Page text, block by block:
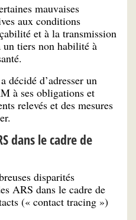
mauvaises
aux conditions
et à la transmission
un tiers non habilité à
décidé d’adresser un
à ses obligations et
relevés et des mesures
dans le cadre de
disparités
ARS dans le cadre de
(« contact tracing »)